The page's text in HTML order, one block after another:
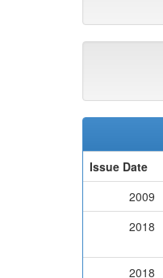
Issue Date
2009
2018
2018